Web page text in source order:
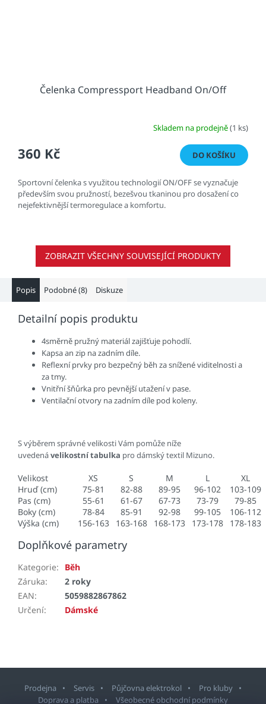
Čelenka Compressport Headband On/Off
Skladem na prodejně(1 ks)
360 Kč DO KOŠÍKU
Sportovní čelenka s využitou technologií ON/OFF se vyznačuje
především svou pružností, bezešvou tkaninou pro dosažení co
nejefektivnější termoregulace a komfortu.
ZOBRAZIT VŠECHNY SOUVISEJÍCÍ PRODUKTY
Popis Podobné (8) Diskuze
Detailní popis produktu
4směrně pružný materiál zajišťuje pohodlí.
Kapsa an zip na zadním díle.
Reflexní prvky pro bezpečný běh za snížené viditelnosti a
za tmy.
Vnitřní šňůrka pro pevnější utažení v pase.
Ventilační otvory na zadním díle pod koleny.
S výběrem správné velikosti Vám pomůže níže
uvedenávelikostní tabulka pro dámský textil Mizuno.
Velikost XS S M L
XL
Hruď (cm)
75-81 82-88 89-95 96-102
103-109
Pas (cm)
55-61 61-67 67-73 73-79
79-85
Boky (cm)
78-84 85-91 92-98 99-105
106-112
Výška (cm)
156-163 163-168 168-173 173-178 178-183
Doplňkové parametry
Kategorie:
Běh
Záruka:
2 roky
EAN:
5059882867862
Určení: Dámské
Prodejna Servis Půjčovna elektrokol
Pro kluby
Doprava a platba
Všeobecné obchodní podmínky